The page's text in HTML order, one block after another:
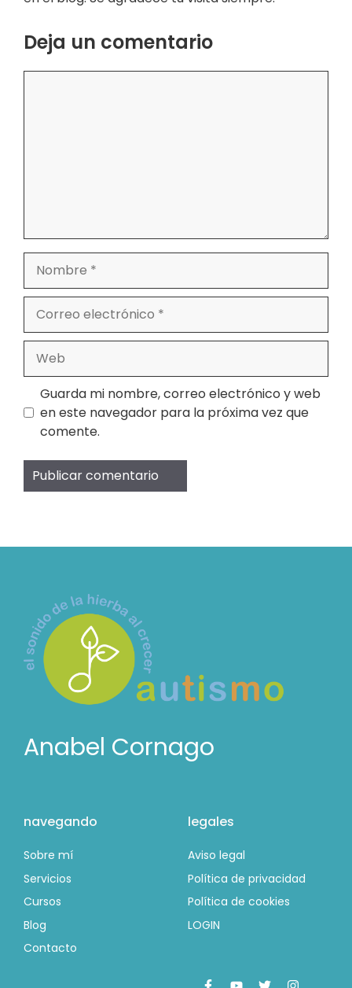
Deja un comentario
Nombre
electrónico
Guarda mi nombre, correo electrónico y web
en este navegador para la próxima vez que
comente.
Anabel Cornago
navegando
Sobre mí
Servicios
Cursos
Blog
Contacto
legales
Aviso legal
Política de privacidad
Política de cookies
LOGIN